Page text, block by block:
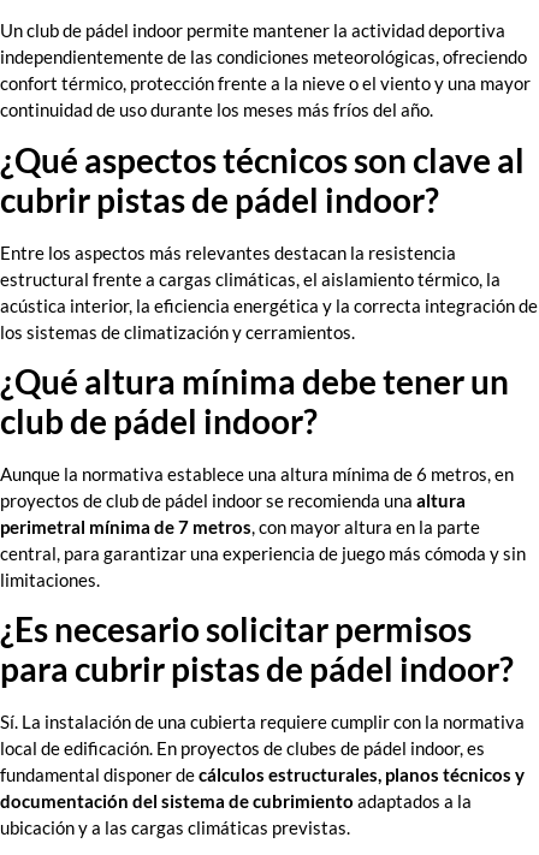
Un club de pádel indoor permite mantener la actividad deportiva
independientemente de las condiciones meteorológicas, ofreciendo
confort térmico, protección frente a la nieve o el viento y una mayor
continuidad de uso durante los meses más fríos del año.
¿Qué aspectos técnicos son clave al
cubrir pistas de pádel indoor?
Entre los aspectos más relevantes destacan la resistencia
estructural frente a cargas climáticas, el aislamiento térmico, la
acústica interior, la eficiencia energética y la correcta integración de
los sistemas de climatización y cerramientos.
¿Qué altura mínima debe tener un
club de pádel indoor?
Aunque la normativa establece una altura mínima de 6 metros, en
proyectos de club de pádel indoor se recomienda una altura
perimetral mínima de 7 metros, con mayor altura en la parte
central, para garantizar una experiencia de juego más cómoda y sin
limitaciones.
¿Es necesario solicitar permisos
para cubrir pistas de pádel indoor?
Sí. La instalación de una cubierta requiere cumplir con la normativa
local de edificación. En proyectos de clubes de pádel indoor, es
fundamental disponer decálculos estructurales, planos técnicos y
documentación del sistema de cubrimiento adaptados a la
ubicación y a las cargas climáticas previstas.